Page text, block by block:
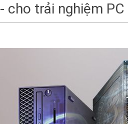
- cho trải nghiệm